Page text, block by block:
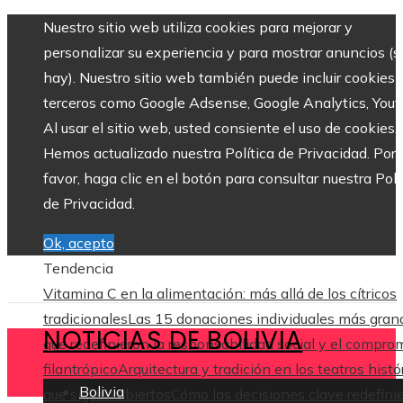
Nuestro sitio web utiliza cookies para mejorar y
personalizar su experiencia y para mostrar anuncios
hay). Nuestro sitio web también puede incluir cookies
terceros como Google Adsense, Google Analytics,
Al usar el sitio web, usted consiente el uso de cookies.
Hemos actualizado nuestra Política de Privacidad. Por
favor, haga clic en el botón para consultar nuestra
de Privacidad.
Ok, acepto
Tendencia
Vitamina C en la alimentación: más allá de los cítricos
tradicionalesLas 15 donaciones individuales más
que redefinieron la responsabilidad social y el
filantrópicoArquitectura y tradición en los teatros
que siguen abiertos
Cómo las decisiones clave
NOTICIAS DE BOLIVIA
Bolivia